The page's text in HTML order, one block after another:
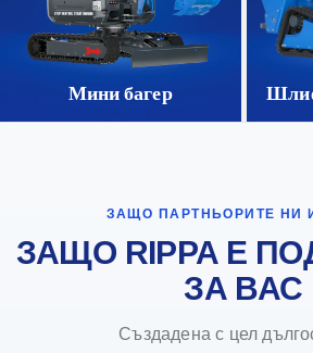
Мини багер
ЗАЩО ПАРТНЬОРИТЕ НИ
ЗАЩО RIPPA Е
ЗА ВАС
Създадена с цел